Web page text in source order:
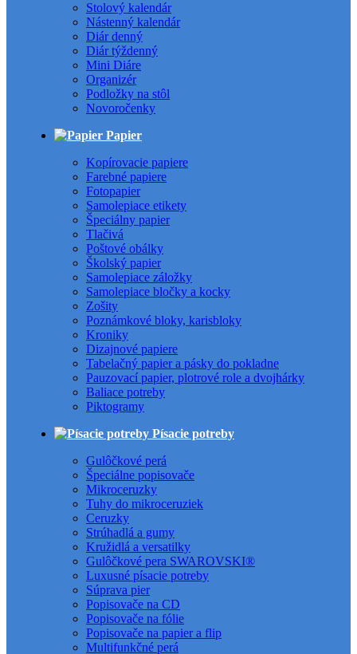
Stolový kalendár
Nástenný kalendár
Diár denný
Diár týždenný
Mini Diáre
Organizér
Podložky na stôl
Novoročenky
Papier
Kopírovacie papiere
Farebné papiere
Fotopapier
Samolepiace etikety
Špeciálny papier
Tlačivá
Poštové obálky
Školský papier
Samolepiace záložky
Samolepiace bločky a kocky
Zošity
Poznámkové bloky, karisbloky
Kroniky
Dizajnové papiere
Tabelačný papier a pásky do pokladne
Pauzovací papier, plotrové role a dvojhárky
Baliace potreby
Piktogramy
Písacie potreby
Gulôčkové perá
Špeciálne popisovače
Mikroceruzky
Tuhy do mikroceruziek
Ceruzky
Strúhadlá a gumy
Kružidlá a versatilky
Gulôčkové pera SWAROVSKI®
Luxusné písacie potreby
Súprava pier
Popisovače na CD
Popisovače na fólie
Popisovače na papier a flip
Multifunkčné perá